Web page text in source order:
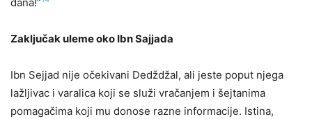
Zaključak uleme oko Ibn Sajjada
Ibn Sejjad nije očekivani Dedždžal, ali jeste poput njega
lažljivac i varalica koji se služi vračanjem i šejtanima
pomagačima koji mu donose razne informacije. Istina,